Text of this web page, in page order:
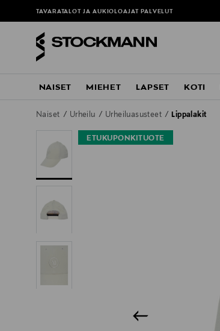
TAVARATALOT JA AUKIOLOAJAT PALVELUT
NAISET MIEHET LAPSET KOTI
Naiset Urheilu Urheiluasusteet Lippalakit
ETUKUPONKITUOTE